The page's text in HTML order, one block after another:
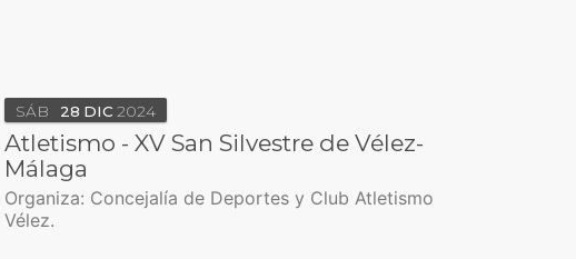
SÁB 28 DIC 2024
Atletismo - XV San Silvestre de Vélez-
Málaga
Organiza: Concejalía de Deportes y Club Atletismo
Vélez.